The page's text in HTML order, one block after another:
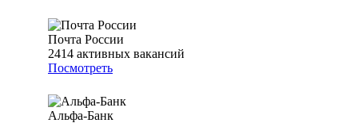
Почта России
2414 активных вакансий
Посмотреть
Альфа-Банк